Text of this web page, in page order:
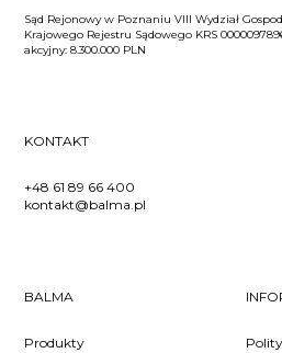
Sąd Rejonowy w Poznaniu VIII Wydział
Krajowego Rejestru Sądowego KRS
akcyjny: 8.300.000 PLN
KONTAKT
+48 61 89 66 400
kontakt@balma.pl
BALMA
Produkty